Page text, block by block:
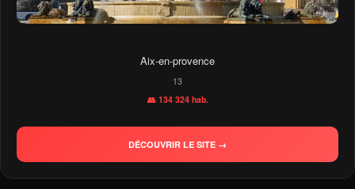
Aix-en-provence
13
👥 134 324 hab.
DÉCOUVRIR LE SITE →